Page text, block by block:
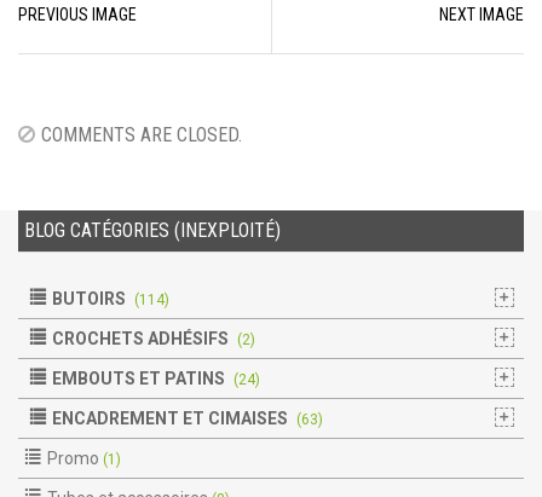
navigation
PREVIOUS IMAGE NEXT IMAGE
COMMENTS ARE CLOSED.
BLOG CATÉGORIES (INEXPLOITÉ)
BUTOIRS (114)
CROCHETS ADHÉSIFS (2)
EMBOUTS ET PATINS (24)
ENCADREMENT ET CIMAISES (63)
Promo (1)